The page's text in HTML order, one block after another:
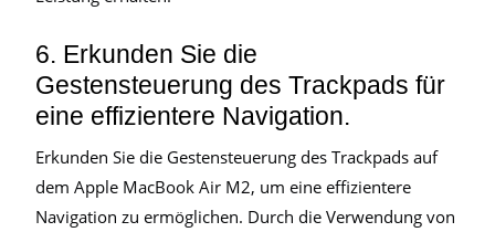
6. Erkunden Sie die
Gestensteuerung des Trackpads für
eine effizientere Navigation.
Erkunden Sie die Gestensteuerung des Trackpads auf
dem Apple MacBook Air M2, um eine effizientere
Navigation zu ermöglichen. Durch die Verwendung von